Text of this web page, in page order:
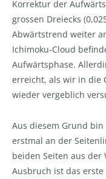
Korrektur der
grossen Dreiecks
Abwärtstrend weiter
Ichimoku-Cloud
Aufwärtsphase.
erreicht, als wir in die
wieder vergeblich
Aus diesem Grund
erstmal an der
beiden Seiten aus der
Ausbruch ist das